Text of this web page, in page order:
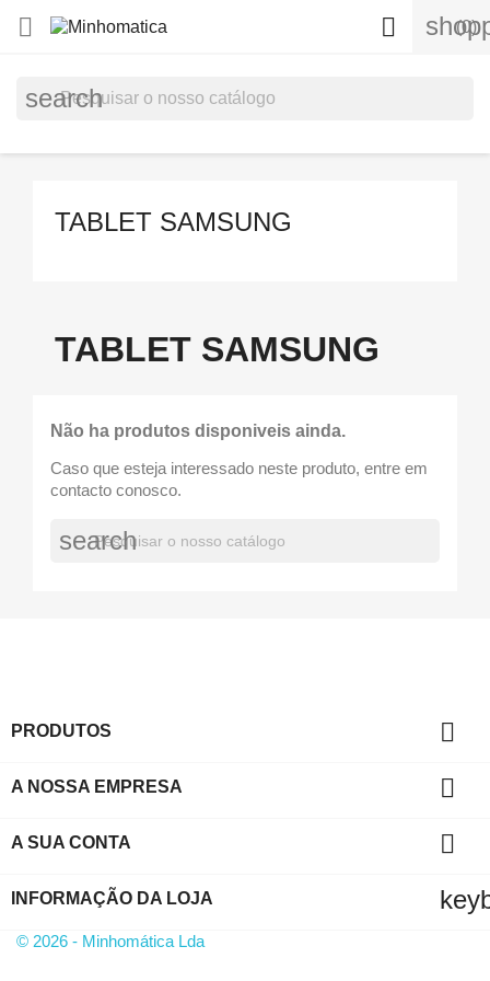
 (0)

search
TABLET SAMSUNG
TABLET SAMSUNG
Não ha produtos disponiveis ainda.
Caso que esteja interessado neste produto, entre em
contacto conosco.
search
PRODUTOS 
A NOSSA EMPRESA 
A SUA CONTA 
INFORMAÇÃO DA LOJA
© 2026 - Minhomática Lda